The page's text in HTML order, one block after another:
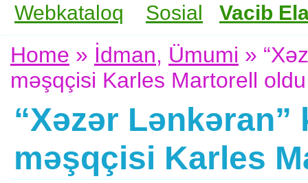
Webkataloq
Sosial Vacib
Home » İdman, Ümumi »
məşqçisi Karles Martorell oldu
“Xəzər
məşqçisi Karles